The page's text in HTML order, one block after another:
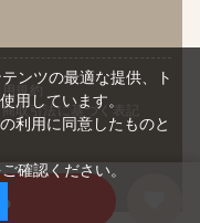
用規約
取引法に基づく表記
ンツの最適な提供、ト
用しています。
利用に同意したものと
確認ください。